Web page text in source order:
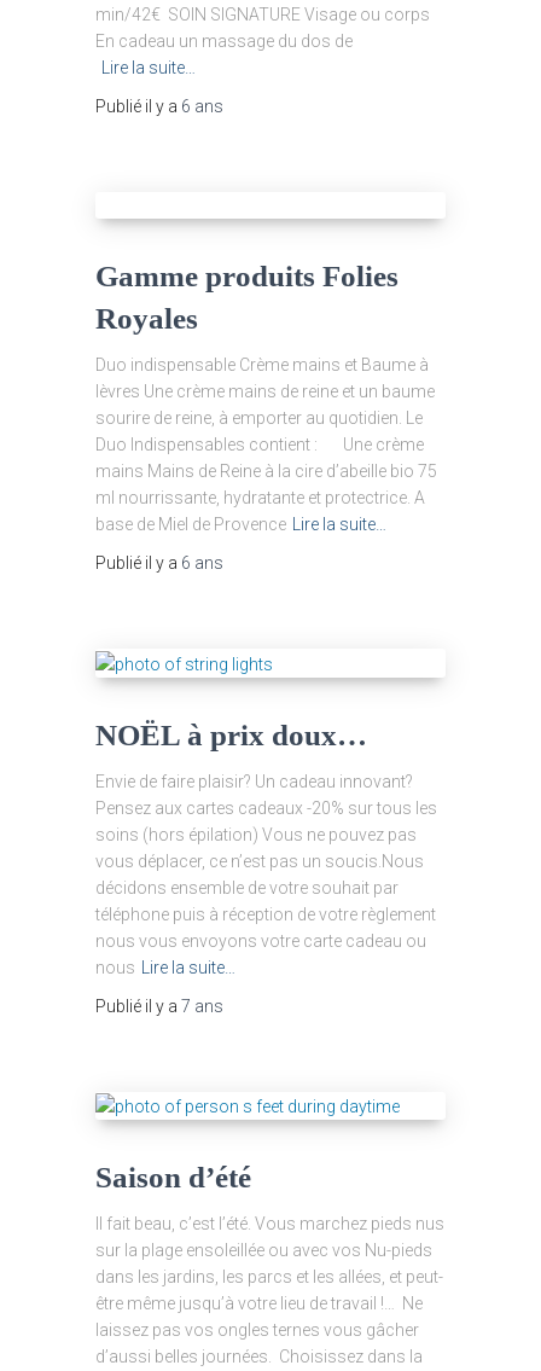
min/42€ SOIN SIGNATURE Visage ou corps
En cadeau un massage du dos de
Lire la suite…
Publié il y a 6 ans
Gamme produits Folies
Royales
Duo indispensable Crème mains et Baume à
lèvres Une crème mains de reine et un baume
sourire de reine, à emporter au quotidien. Le
Duo Indispensables contient : Une crème
mains Mains de Reine à la cire d’abeille bio 75
ml nourrissante, hydratante et protectrice. A
base de Miel de Provence Lire la suite…
Publié il y a 6 ans
NOËL à prix doux…
Envie de faire plaisir? Un cadeau innovant?
Pensez aux cartes cadeaux -20% sur tous les
soins (hors épilation) Vous ne pouvez pas
vous déplacer, ce n’est pas un soucis.Nous
décidons ensemble de votre souhait par
téléphone puis à réception de votre règlement
nous vous envoyons votre carte cadeau ou
nous Lire la suite…
Publié il y a 7 ans
Saison d’été
Il fait beau, c’est l’été. Vous marchez pieds nus
sur la plage ensoleillée ou avec vos Nu-pieds
dans les jardins, les parcs et les allées, et peut-
être même jusqu’à votre lieu de travail !… Ne
laissez pas vos ongles ternes vous gâcher
d’aussi belles journées. Choisissez dans la